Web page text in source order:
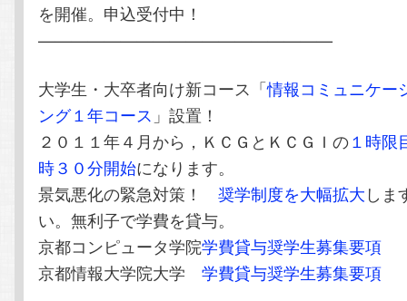
を開催。申込受付中！
——————————————————
大学生・大卒者向け新コース「情報コミュニケ
ング１年コース 」設置！
２０１１年４月から，ＫＣＧとＫＣＧＩの１時限
時３０分開始になります。
景気悪化の緊急対策！奨学制度を大幅拡大し
い。無利子で学費を貸与。
京都コンピュータ学院学費貸与奨学生募集要項
京都情報大学院大学学費貸与奨学生募集要項